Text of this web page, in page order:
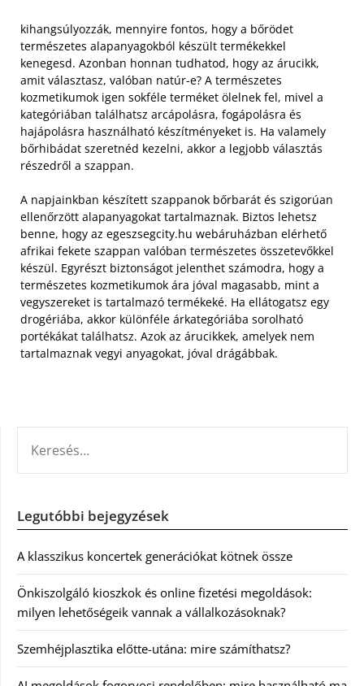
kihangsúlyozzák, mennyire fontos, hogy a bőrödet
természetes alapanyagokból készült termékekkel
kenegesd. Azonban honnan tudhatod, hogy az árucikk,
amit választasz, valóban natúr-e? A természetes
kozmetikumok igen sokféle terméket ölelnek fel, mivel a
kategóriában találhatsz arcápolásra, fogápolásra és
hajápolásra használható készítményeket is. Ha valamely
bőrhibádat szeretnéd kezelni, akkor a legjobb választás
részedről a szappan.
A napjainkban készített szappanok bőrbarát és szigorúan
ellenőrzött alapanyagokat tartalmaznak. Biztos lehetsz
benne, hogy az egeszsegcity.hu webáruházban elérhető
afrikai fekete szappan valóban természetes összetevőkkel
készül. Egyrészt biztonságot jelenthet számodra, hogy a
természetes kozmetikumok ára jóval magasabb, mint a
vegyszereket is tartalmazó termékeké. Ha ellátogatsz egy
drogériába, akkor különféle árkategóriába sorolható
portékákat találhatsz. Azok az árucikkek, amelyek nem
tartalmaznak vegyi anyagokat, jóval drágábbak.
Legutóbbi bejegyzések
A klasszikus koncertek generációkat kötnek össze
Önkiszolgáló kioszkok és online fizetési megoldások:
milyen lehetőségeik vannak a vállalkozásoknak?
Szemhéjplasztika előtte-utána: mire számíthatsz?